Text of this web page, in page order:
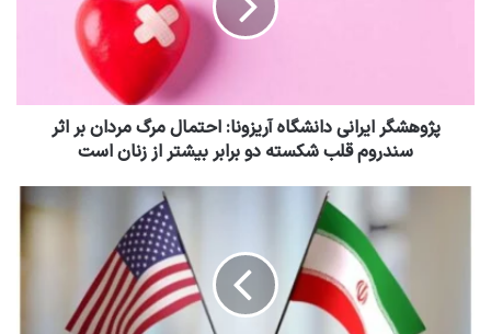
پژوهشگر ایرانی دانشگاه آریزونا: احتمال مرگ مردان بر اثر
سندروم قلب شکسته دو برابر بیشتر از زنان است